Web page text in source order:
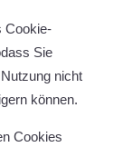
Cookie-
Sie
nicht
können.
Cookies